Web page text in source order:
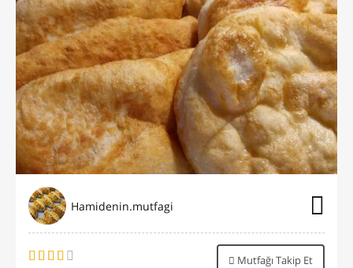
Hamidenin.mutfagi
Mutfağı Takip Et